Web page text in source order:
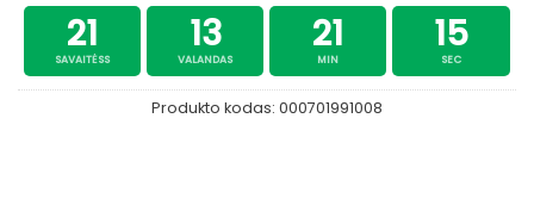
21
SAVAITĖSS
13
VALANDAS
21
MIN
15
SEC
Produkto kodas: 000701991008